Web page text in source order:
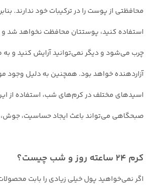
محافظتی از پوست را در ترکیبات خود ندارند.
استفاده کنید، پوستتان محافظت نخواهد شد و
چرب می‌شود و دیگر نمی‌توانید آرایش کنید و به
آزاردهنده خواهد بود. همچنین به دلیل وجود
اسیدهای مختلف در کرم‌های شب، استفاده از
صبحگاهی می‌تواند باعث ایجاد حساسیت،
کرم ۲۴ ساعته روز و شب چیست؟
اگر نمی‌خواهید پول خیلی زیادی را بابت